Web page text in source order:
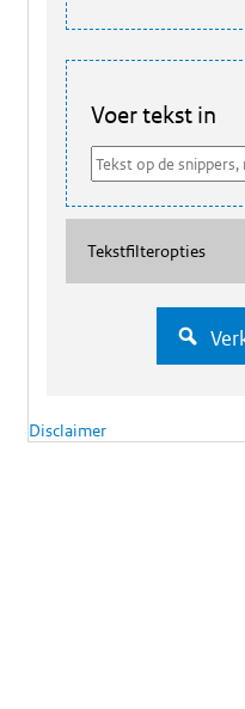
Voer tekst in
Tekstfilteropties
Disclaimer